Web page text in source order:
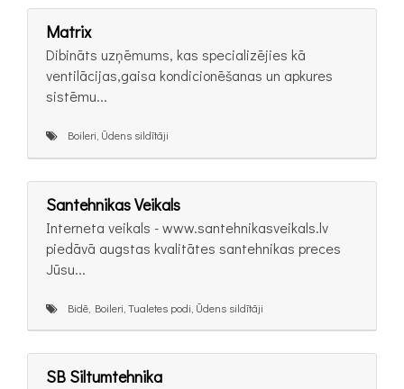
Matrix
Dibināts uzņēmums, kas specializējies kā
ventilācijas,gaisa kondicionēšanas un apkures
sistēmu...
Boileri, Ūdens sildītāji
Santehnikas Veikals
Interneta veikals - www.santehnikasveikals.lv
piedāvā augstas kvalitātes santehnikas preces
Jūsu...
Bidē, Boileri, Tualetes podi, Ūdens sildītāji
SB Siltumtehnika